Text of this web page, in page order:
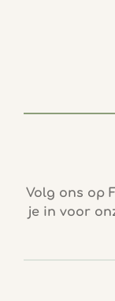
Volg ons op
je in voor